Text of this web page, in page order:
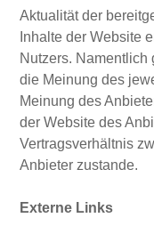
Aktualität der
Inhalte der Website
Nutzers.
die Meinung des
Meinung des
der Website des
Vertragsverhältnis
Anbieter zustande.
Externe Links